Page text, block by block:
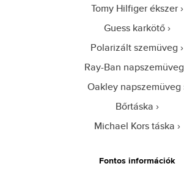
Tomy Hilfiger ékszer
Guess karkötő
Polarizált szemüveg
Ray-Ban napszemüveg
Oakley napszemüveg
Bőrtáska
Michael Kors táska
Fontos információk